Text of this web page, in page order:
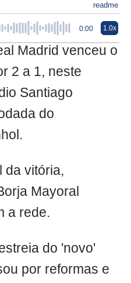
readme
0:00 1.0x
Madrid venceu o
2 a 1, neste
Santiago
do
da vitória,
Mayoral
a rede.
do 'novo'
por reformas e